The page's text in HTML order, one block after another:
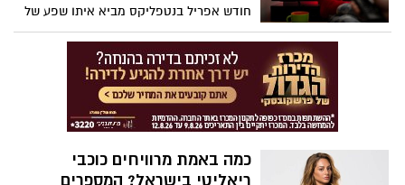
חודש אפריל בנטפליקס מביא איתו שפע של
סדרות חדשות ומגוונות מכל הז’אנרים
מדרמות מרגשות וריאליטי סוחף ועד מותחנים
מסקרנים במיוחד. לרגל חג הפסח, ובזמן שבו
רבים מבלים יותר בבית, לא רק בגלל החג אלא
גם על רקע המצב הביטחוני, אלו הסדרות
החדשות שעולות לשירות הסטרימינג ושווה
כמה באמת מרוויחים כוכבי